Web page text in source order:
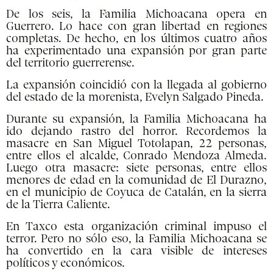
De los seis, la Familia Michoacana opera en
Guerrero. Lo hace con gran libertad en regiones
completas. De hecho, en los últimos cuatro años
ha experimentado una expansión por gran parte
del territorio guerrerense.
La expansión coincidió con la llegada al gobierno
del estado de la morenista, Evelyn Salgado Pineda.
Durante su expansión, la Familia Michoacana ha
ido dejando rastro del horror. Recordemos la
masacre en San Miguel Totolapan, 22 personas,
entre ellos el alcalde, Conrado Mendoza Almeda.
Luego otra masacre: siete personas, entre ellos
menores de edad en la comunidad de El Durazno,
en el municipio de Coyuca de Catalán, en la sierra
de la Tierra Caliente.
En Taxco esta organización criminal impuso el
terror. Pero no sólo eso, la Familia Michoacana se
ha convertido en la cara visible de intereses
políticos y económicos.